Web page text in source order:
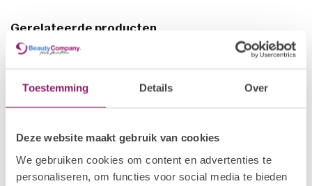
Toestemming Details Over
Deze website maakt gebruik van cookies
We gebruiken cookies om content en advertenties te
personaliseren, om functies voor social media te bieden
Gerelateerde producten
BEAUTY COMPANY
Op voorraad
€10,83
Tipknipper Zwart